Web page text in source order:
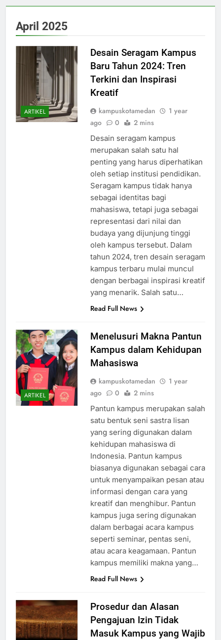
April 2025
ARTIKEL
Desain Seragam Kampus
Baru Tahun 2024: Tren
Terkini dan Inspirasi
Kreatif
kampuskotamedan
1 year
ago
0 2 mins
Desain seragam kampus
merupakan salah satu hal
penting yang harus diperhatikan
oleh setiap institusi pendidikan.
Seragam kampus tidak hanya
sebagai identitas bagi
mahasiswa, tetapi juga sebagai
representasi dari nilai dan
budaya yang dijunjung tinggi
oleh kampus tersebut. Dalam
tahun 2024, tren desain seragam
kampus terbaru mulai muncul
dengan berbagai inspirasi kreatif
yang menarik. Salah satu…
Read Full News
ARTIKEL
Menelusuri Makna Pantun
Kampus dalam Kehidupan
Mahasiswa
kampuskotamedan
1 year
ago
0 2 mins
Pantun kampus merupakan salah
satu bentuk seni sastra lisan
yang sering digunakan dalam
kehidupan mahasiswa di
Indonesia. Pantun kampus
biasanya digunakan sebagai cara
untuk menyampaikan pesan atau
informasi dengan cara yang
kreatif dan menghibur. Pantun
kampus juga sering digunakan
dalam berbagai acara kampus
seperti seminar, pentas seni,
atau acara keagamaan. Pantun
kampus memiliki makna yang…
Read Full News
Prosedur dan Alasan
Pengajuan Izin Tidak
Masuk Kampus yang Wajib